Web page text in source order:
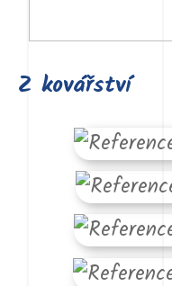
Z kovářství